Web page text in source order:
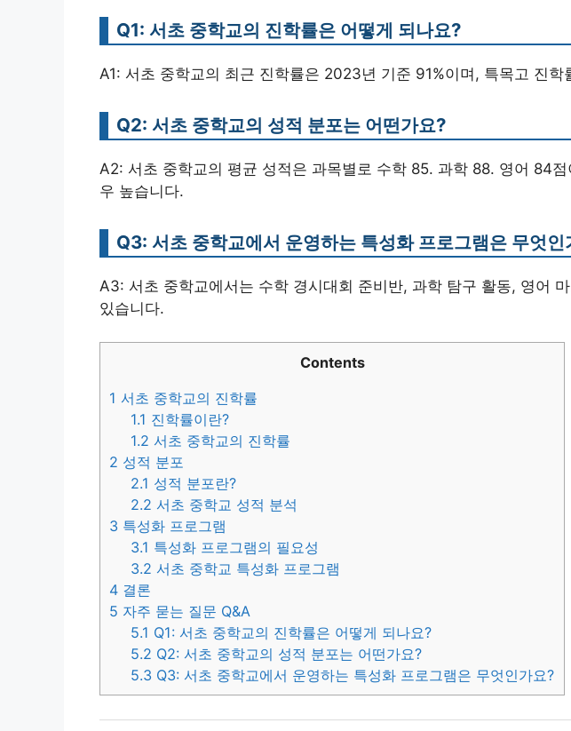
Q1: 서초 중학교의 진학률은 어떻게 되나요?
A1: 서초 중학교의 최근 진학률은 2023년 기준 91%이며, 특목고 진학
Q2: 서초 중학교의 성적 분포는 어떤가요?
A2: 서초 중학교의 평균 성적은 과목별로 수학 85. 과학 88. 영어 84
우 높습니다.
Q3: 서초 중학교에서 운영하는 특성화 프로그램은 무엇인
A3: 서초 중학교에서는 수학 경시대회 준비반, 과학 탐구 활동, 영어
있습니다.
Contents
1 서초 중학교의 진학률
1.1 진학률이란?
1.2 서초 중학교의 진학률
2 성적 분포
2.1 성적 분포란?
2.2 서초 중학교 성적 분석
3 특성화 프로그램
3.1 특성화 프로그램의 필요성
3.2 서초 중학교 특성화 프로그램
4 결론
5 자주 묻는 질문 Q&A
5.1 Q1: 서초 중학교의 진학률은 어떻게 되나요?
5.2 Q2: 서초 중학교의 성적 분포는 어떤가요?
5.3 Q3: 서초 중학교에서 운영하는 특성화 프로그램은 무엇인가요?